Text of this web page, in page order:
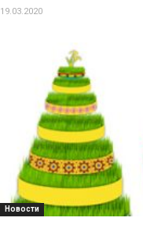
19.03.2020
Новости